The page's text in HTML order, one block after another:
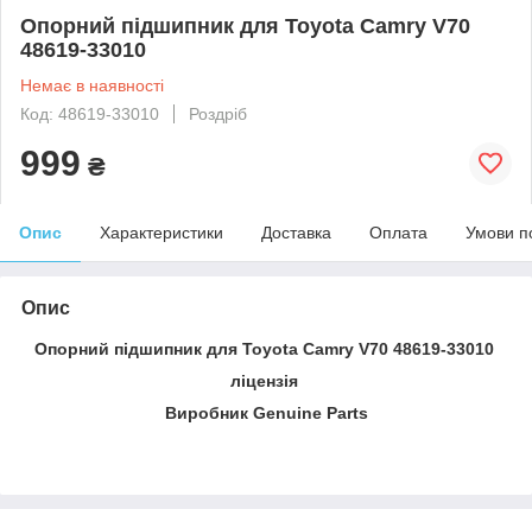
Опорний підшипник для Toyota Camry V70
48619-33010
Немає в наявності
Код: 48619-33010
Роздріб
999 ₴
Опис Характеристики Доставка Оплата Умови
Опис
Опорний підшипник для Toyota Camry V70 48619-33010
ліцензія
Виробник Genuine Parts